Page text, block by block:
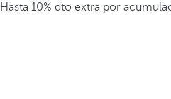
Hasta 10% dto extra por